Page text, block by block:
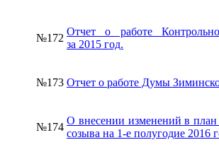
№172
Отчет о работе
за 2015 год.
№173 Отчет о работе Думы
№174
О внесении изменений в
созыва на 1-е полугодие 2016